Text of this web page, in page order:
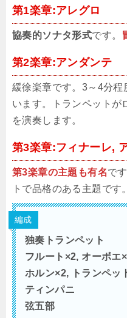
第1楽章:アレグロ
協奏的ソナタ形式です。
第2楽章:アンダンテ
緩徐楽章です。3～4分程
います。トランペットが
を演奏します。
第3楽章:フィナーレ,
第3楽章の主題も有名で
トで品格のある主題です。
編成
独奏トランペット
フルート×2, オーボエ
ホルン×2, トランペッ
ティンパニ
弦五部